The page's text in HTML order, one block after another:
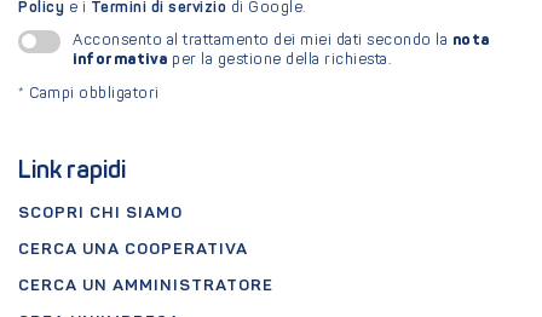
Link rapidi
SCOPRI CHI SIAMO
CERCA UNA COOPERATIVA
CERCA UN AMMINISTRATORE
Policy e i Termini di servizio di Google.
Acconsento al trattamento dei miei dati secondo la nota
informativa per la gestione della richiesta.
* Campi obbligatori